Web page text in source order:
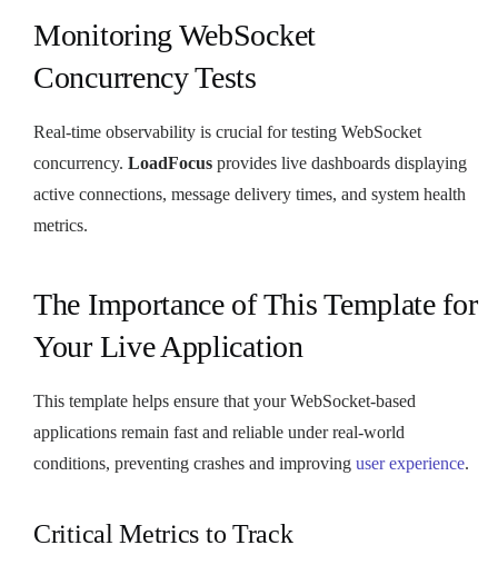
Monitoring WebSocket
Concurrency Tests
Real-time observability is crucial for testing WebSocket
concurrency. LoadFocus provides live dashboards displaying
active connections, message delivery times, and system health
metrics.
The Importance of This Template for
Your Live Application
This template helps ensure that your WebSocket-based
applications remain fast and reliable under real-world
conditions, preventing crashes and improving user experience.
Critical Metrics to Track